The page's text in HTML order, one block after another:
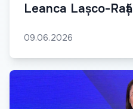
Leanca Lașco-Rață
09.06.2026